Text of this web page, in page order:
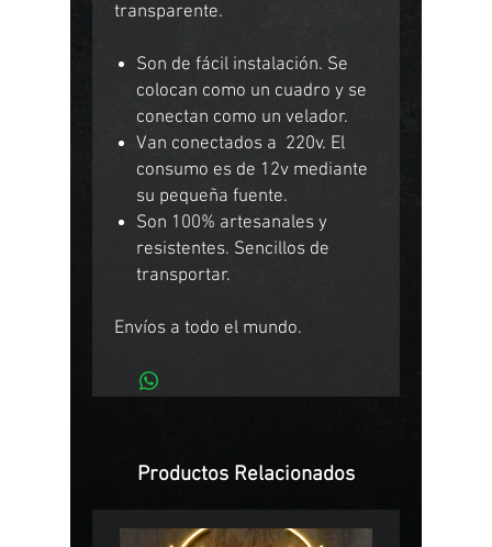
transparente.
Son de fácil instalación. Se
colocan como un cuadro y se
conectan como un velador.
Van conectados a 220v. El
consumo es de 12v mediante
su pequeña fuente.
Son 100% artesanales y
resistentes. Sencillos de
transportar.
Envíos a todo el mundo.
Productos Relacionados